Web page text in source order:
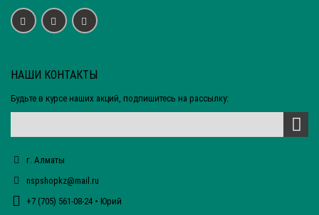
НАШИ КОНТАКТЫ
Будьте в курсе наших акций, подпишитесь на рассылку:
г. Алматы
nspshopkz@mail.ru
+7 (705) 561-08-24 • Юрий